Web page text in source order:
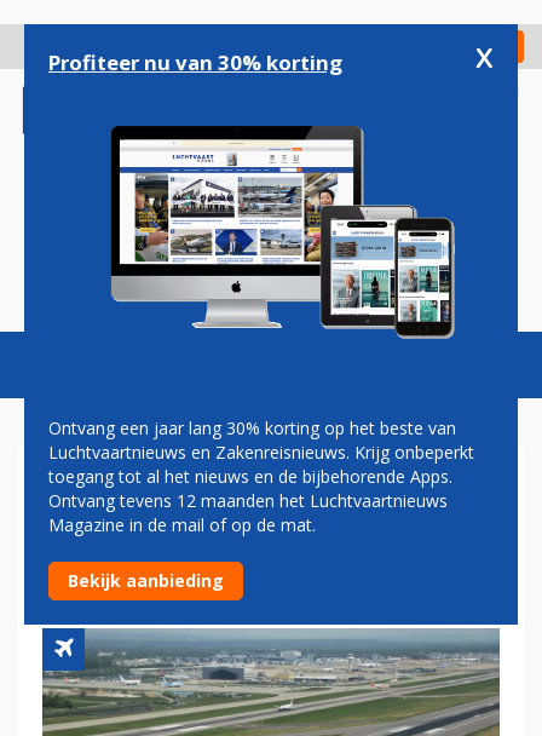
gaan
Check in
Magazine Podcasts Vacatures
GATWICK NOG STEEDS PLAT
DOOR SABOTAGE MET
DRONEVLUCHTEN
Profiteer nu van 30% korting x
Ontvang een jaar lang 30% korting op het beste van
Luchtvaartnieuws en Zakenreisnieuws. Krijg onbeperkt
toegang tot al het nieuws en de bijbehorende Apps.
Ontvang tevens 12 maanden het Luchtvaartnieuws
Magazine in de mail of op de mat.
Bekijk aanbieding